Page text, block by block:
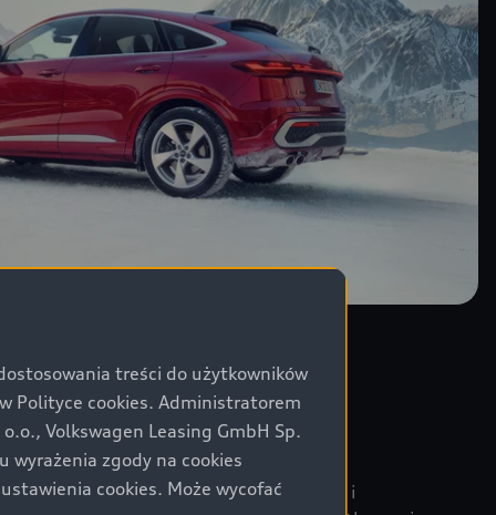
treści do użytkowników
Polityce cookies. Administratorem
Volkswagen Leasing GmbH Sp.
wyrażenia zgody na cookies
cookies. Może wycofać
Audi wyróżniają się wysoką jakością i